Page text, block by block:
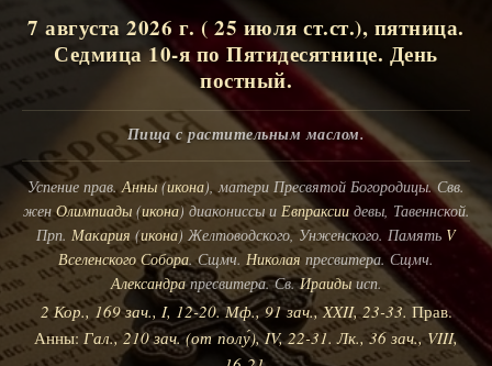
7 августа 2026 г. ( 25 июля ст.ст.), пятница.
Седмица 10-я по Пятидесятнице. День
постный.
Пища с растительным маслом.
Успение прав. Анны(икона), матери Пресвятой Богородицы. Свв.
женОлимпиады(икона) диакониссы и Евпраксиидевы, Тавеннской.
Прп. Макария (икона) Желтоводского, Унженского. Память V
Вселенского Собора. Сщмч. Николая пресвитера. Сщмч.
Александрапресвитера. Св.Ираидыисп.
2 Кор., 169 зач., I, 12-20. Мф., 91 зач., XXII, 23-33. Прав.
Анны:Гал., 210 зач. (от полу́), IV, 22-31. Лк., 36 зач., VIII,